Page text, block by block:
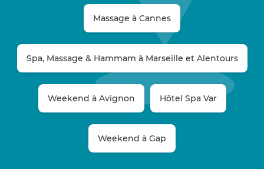
Massage à Cannes
Spa, Massage & Hammam à Marseille et Alentours
Weekend à Avignon Hôtel Spa Var
Weekend à Gap